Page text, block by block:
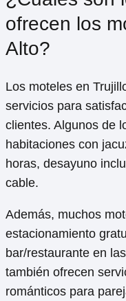
¿Cuáles son
ofrecen los